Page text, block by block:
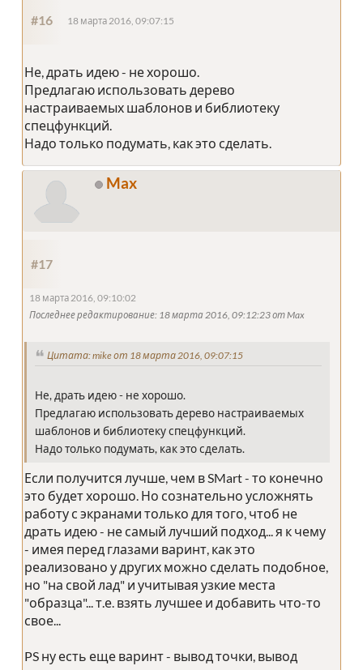
#16 18 марта 2016, 09:07:15
Не, драть идею - не хорошо.
Предлагаю использовать дерево
настраиваемых шаблонов и библиотеку
спецфункций.
Надо только подумать, как это сделать.
Max
#17
18 марта 2016, 09:10:02
Последнее редактирование: 18 марта 2016, 09:12:23 от Max
Цитата: mike от 18 марта 2016, 09:07:15
Не, драть идею - не хорошо.
Предлагаю использовать дерево настраиваемых
шаблонов и библиотеку спецфункций.
Надо только подумать, как это сделать.
Если получится лучше, чем в SMart - то конечно
это будет хорошо. Но сознательно усложнять
работу с экранами только для того, чтоб не
драть идею - не самый лучший подход... я к чему
- имея перед глазами варинт, как это
реализовано у других можно сделать подобное,
но "на свой лад" и учитывая узкие места
"образца"... т.е. взять лучшее и добавить что-то
свое...
PS ну есть еще варинт - вывод точки, вывод